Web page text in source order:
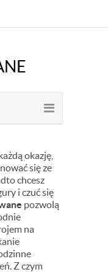
okazję,
się ze
chcesz
i czuć się
pozwolą
na
Z czym